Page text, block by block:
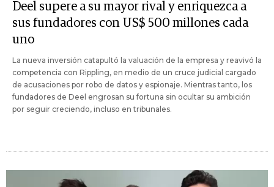
Deel supere a su mayor rival y enriquezca a
sus fundadores con US$ 500 millones cada
uno
La nueva inversión catapultó la valuación de la empresa y reavivó la
competencia con Rippling, en medio de un cruce judicial cargado
de acusaciones por robo de datos y espionaje. Mientras tanto, los
fundadores de Deel engrosan su fortuna sin ocultar su ambición
por seguir creciendo, incluso en tribunales.